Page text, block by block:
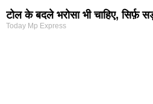
टोल के बदले भरोसा भी चाहिए, सिर्फ़
Today Mp Express